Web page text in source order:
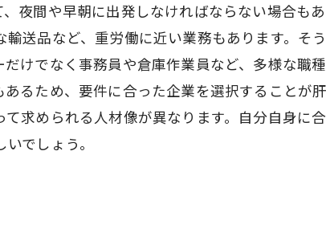
夜間や早朝に出発しなければならない場合も
送品など、重労働に近い業務もあります。そ
けでなく事務員や倉庫作業員など、多様な職
るため、要件に合った企業を選択することが
求められる人材像が異なります。自分自身に
でしょう。